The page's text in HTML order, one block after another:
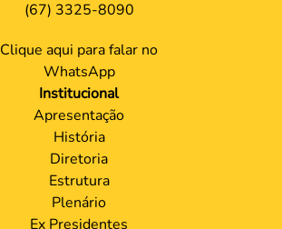
(67) 3325-8090
Clique aqui para falar no
WhatsApp
Institucional
Apresentação
História
Diretoria
Estrutura
Plenário
Ex Presidentes